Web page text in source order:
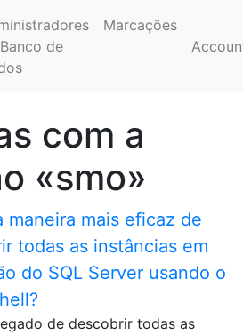
de
Marcações
com a
«smo»
maneira mais eficaz de
todas as instâncias em
do SQL Server usando o
de descobrir todas as